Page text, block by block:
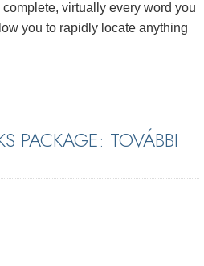
virtually every word you
you to rapidly locate anything
PACKAGE: TOVÁBBI